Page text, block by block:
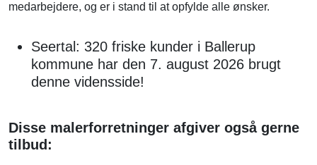
medarbejdere, og er i stand til at opfylde alle ønsker.
Seertal: 320 friske kunder i Ballerup
kommune har den 7. august 2026 brugt
denne vidensside!
Disse malerforretninger afgiver også gerne
tilbud: